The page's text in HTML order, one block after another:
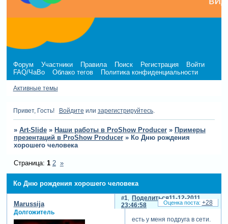
Форум Участники Правила Поиск Регистрация
Войти
FAQ/ЧаВо
Облако тегов Политика конфиденциальности
Активные темы
Привет, Гость! Войдите или зарегистрируйтесь.
» Art-Slide » Наши работы в ProShow Producer » Примеры
презентаций в ProShow Producer » Ко Дню рождения
хорошего человека
Ко Дню рождения хорошего человека
Страница: 1 2 »
Поделиться
1
11-12-2011
23:46:58
Marussija
Долгожитель
есть у меня подруга в сети.
+28